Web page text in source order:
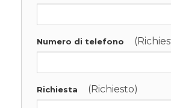
Numero di telefono
Richiesta (Richiesto)